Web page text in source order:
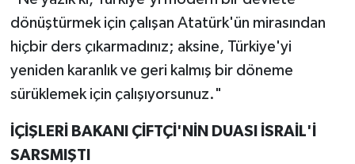
dönüştürmek için çalışan Atatürk'ün mirasından
hiçbir ders çıkarmadınız; aksine, Türkiye'yi
yeniden karanlık ve geri kalmış bir döneme
sürüklemek için çalışıyorsunuz."
İÇİŞLERİ BAKANI ÇİFTÇİ'NİN DUASI İSRAİL'İ
SARSMIŞTI